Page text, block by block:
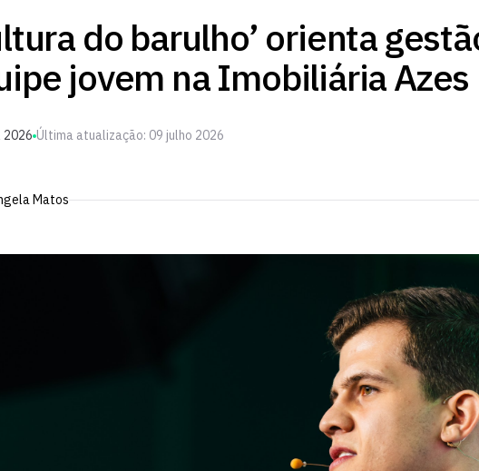
do barulho’ orienta
jovem na Imobiliária Azes
2026 Última atualização: 09 julho 2026
Matos